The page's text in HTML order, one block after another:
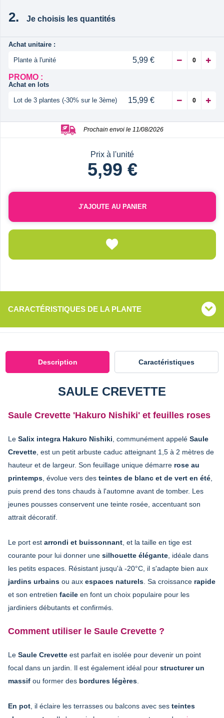
Je choisis les quantités
Achat unitaire :
Plante à l'unité
5,99 €
PROMO :
Achat en lots
Lot de 3 plantes (-30% sur le 3ème) 15,99 €
Prochain envoi le 11/08/2026
Prix à l'unité
5,99 €
J'AJOUTE AU PANIER
CARACTÉRISTIQUES DE LA PLANTE
Description Caractéristiques
SAULE CREVETTE
Saule Crevette 'Hakuro Nishiki' et feuilles roses
Le Salix integra Hakuro Nishiki , communément appelé Saule
Crevette , est un petit arbuste caduc atteignant 1,5 à 2 mètres de
hauteur et de largeur. Son feuillage unique démarre rose au
printemps , évolue vers des teintes de blanc et de vert en été
puis prend des tons chauds à l'automne avant de tomber. Les
jeunes pousses conservent une teinte rosée, accentuant son
attrait décoratif.
Le port est arrondi et buissonnant , et la taille en tige est
courante pour lui donner une silhouette élégante , idéale dans
les petits espaces. Résistant jusqu'à -20°C, il s'adapte bien aux
jardins urbains ou aux espaces naturels . Sa croissance rapide
et son entretien facile en font un choix populaire pour les
jardiniers débutants et confirmés.
Comment utiliser le Saule Crevette ?
Le Saule Crevette est parfait en isolée pour devenir un point
focal dans un jardin. Il est également idéal pour structurer un
massif ou former des bordures légères
En pot , il éclaire les terrasses ou balcons avec ses teintes